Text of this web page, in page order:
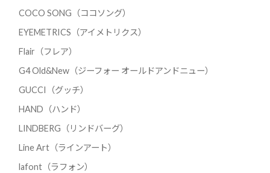
COCO SONG（ココソング）
EYEMETRICS（アイメトリクス）
Flair（フレア）
G4 Old&New（ジーフォー オールドアンドニュー）
GUCCI（グッチ）
HAND（ハンド）
LINDBERG（リンドバーグ）
Line Art（ラインアート）
lafont（ラフォン）